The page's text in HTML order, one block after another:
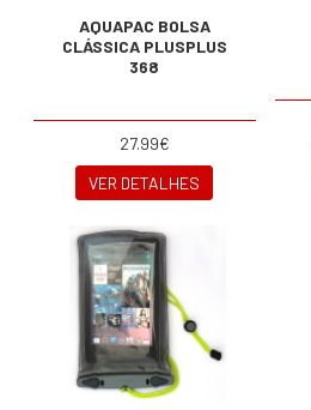
AQUAPAC BOLSA
CLÁSSICA PLUSPLUS
368
27.99€
VER DETALHES